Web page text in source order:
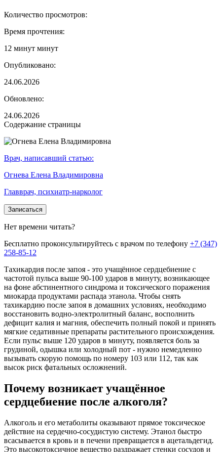
Количество просмотров:
Время прочтения:
12 минут минут
Опубликовано:
24.06.2026
Обновлено:
24.06.2026
Содержание страницы
Врач, написавший статью:
Огнева Елена Владимировна
Главврач, психиатр-нарколог
Записаться
Нет времени читать?
Бесплатно проконсультируйтесь с врачом по телефону +7 (347)
258-85-12
Тахикардия после запоя - это учащённое сердцебиение с
частотой пульса выше 90-100 ударов в минуту, возникающее
на фоне абстинентного синдрома и токсического поражения
миокарда продуктами распада этанола. Чтобы снять
тахикардию после запоя в домашних условиях, необходимо
восстановить водно-электролитный баланс, восполнить
дефицит калия и магния, обеспечить полный покой и принять
мягкие седативные препараты растительного происхождения.
Если пульс выше 120 ударов в минуту, появляется боль за
грудиной, одышка или холодный пот - нужно немедленно
вызывать скорую помощь по номеру 103 или 112, так как
высок риск фатальных осложнений.
Почему возникает учащённое
сердцебиение после алкоголя?
Алкоголь и его метаболиты оказывают прямое токсическое
действие на сердечно-сосудистую систему. Этанол быстро
всасывается в кровь и в печени превращается в ацетальдегид.
Это высокотоксичное вещество раздражает стенки сосудов и